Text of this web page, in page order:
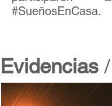
#SueñosEnCasa.
Evidencias